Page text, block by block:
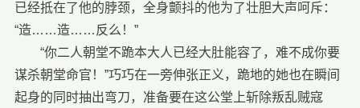
已经抵在了他的脖颈，全身颤抖的他为了壮胆大声呵斥：
“造……造……反么！”
“你二人朝堂不跪本大人已经大肚能容了，难不成你要
谋杀朝堂命官！”巧巧在一旁伸张正义，跪地的她也在瞬间
起身的同时抽出弯刀，准备要在这公堂上斩除叛乱贼寇